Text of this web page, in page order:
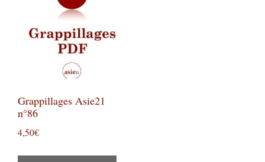
Grappillages Asie21
n°86
4,50€